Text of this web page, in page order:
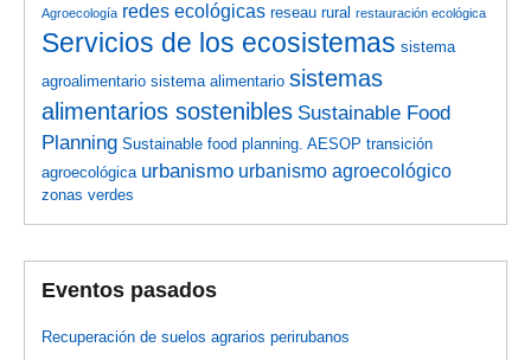
Agroecología redes ecológicas reseau rural restauración ecológica
Servicios de los ecosistemas sistema
agroalimentario sistema alimentario sistemas
alimentarios sostenibles Sustainable Food
Planning Sustainable food planning. AESOP transición
agroecológica urbanismo urbanismo agroecológico
zonas verdes
Eventos pasados
Recuperación de suelos agrarios perirubanos